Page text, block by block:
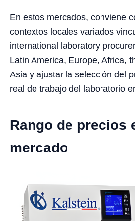
En estos mercados, conviene
contextos locales variados
international laboratory
Latin America, Europe, Africa,
Asia y ajustar la selección del
real de trabajo del laboratorio
Rango de precios
mercado